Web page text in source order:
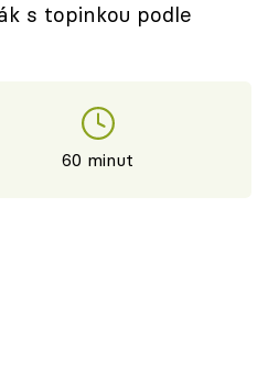
s topinkou podle
60 minut